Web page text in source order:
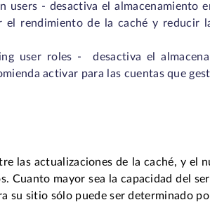
users - desactiva el almacenamiento
el rendimiento de la caché y reducir
user roles - desactiva el
activar para las cuentas que
las actualizaciones de la caché, y el
Cuanto mayor sea la capacidad del
su sitio sólo puede ser determinado